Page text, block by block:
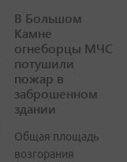
В Большом
Камне
огнеборцы МЧС
потушили
пожар в
заброшенном
здании
Общая площадь
возгорания